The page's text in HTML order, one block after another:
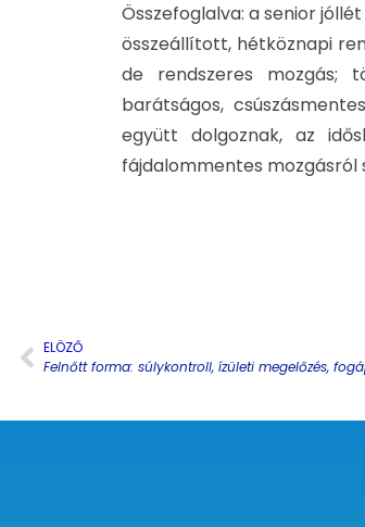
Összefoglalva: a senior
összeállított, hétköznapi
de rendszeres mozgás;
barátságos,
együtt dolgoznak, az
fájdalommentes mozgásról
ELÖZŐ